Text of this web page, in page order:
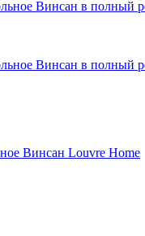
Винсан Louvre Home